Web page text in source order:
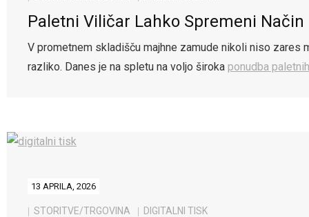
Paletni Viličar Lahko Spremeni
V prometnem skladišču majhne zamude nikoli niso zares
razliko. Danes je na spletu na voljo široka ponudba
13 APRILA, 2026
STORITVE/TRGOVINA DIGITALNI TISK